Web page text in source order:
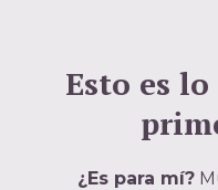
Esto es
¿Es para mí?